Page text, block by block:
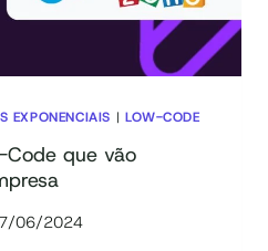
EXPONENCIAIS | LOW-CODE
que vão
06/2024